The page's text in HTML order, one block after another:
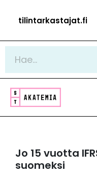
sisältöön
tilintarkastajat.fi
Jo 15 vuotta
suomeksi